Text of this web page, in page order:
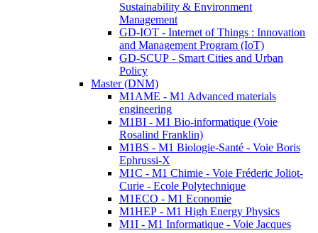
Sustainability & Environment
Management
GD-IOT - Internet of Things : Innovation
and Management Program (IoT)
GD-SCUP - Smart Cities and Urban
Policy
Master (DNM)
M1AME - M1 Advanced materials
engineering
M1BI - M1 Bio-informatique (Voie
Rosalind Franklin)
M1BS - M1 Biologie-Santé - Voie Boris
Ephrussi-X
M1C - M1 Chimie - Voie Fréderic Joliot-
Curie - Ecole Polytechnique
M1ECO - M1 Economie
M1HEP - M1 High Energy Physics
M1I - M1 Informatique - Voie Jacques